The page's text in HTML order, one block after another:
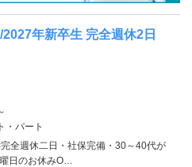
年新卒生 完全週休2日
・パート
全週休二日・社保完備・30～40代が
日のお休みO…